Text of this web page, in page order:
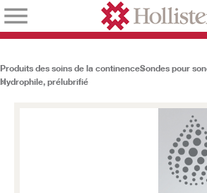
Produits des soins de la continenceSondes pour
Hydrophile, prélubrifié